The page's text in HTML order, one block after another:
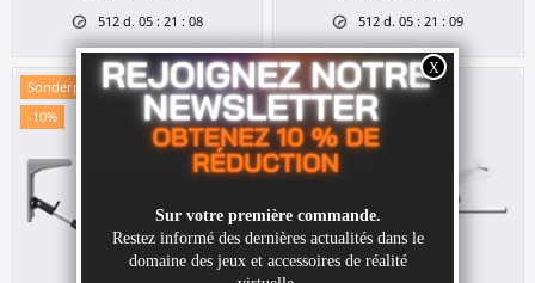
512d. 05: 21 : 08
512 d. 05 : 21 :08
Sonderpreis!
-10%
Sonderpreis!
-10%